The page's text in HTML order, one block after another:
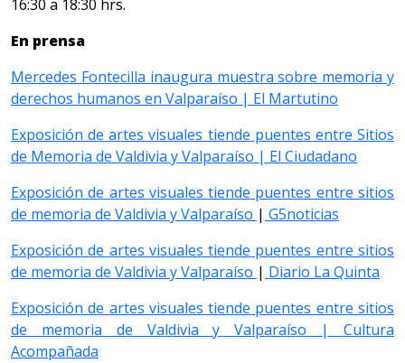
16:30 a 18:30 hrs.
En prensa
Mercedes Fontecilla inaugura muestra sobre memoria y
derechos humanos en Valparaíso | El Martutino
Exposición de artes visuales tiende puentes entre Sitios
de Memoria de Valdivia y Valparaíso | El Ciudadano
Exposición de artes visuales tiende puentes entre sitios
de memoria de Valdivia y Valparaíso | G5noticias
Exposición de artes visuales tiende puentes entre sitios
de memoria de Valdivia y Valparaíso | Diario La Quinta
Exposición de artes visuales tiende puentes entre sitios
de memoria de Valdivia y Valparaíso | Cultura
Acompañada